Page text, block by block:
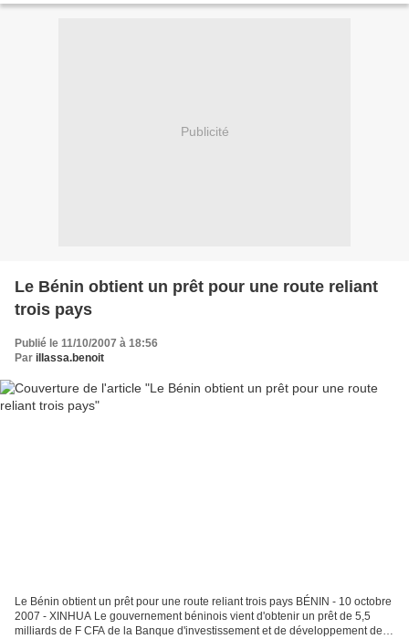
Publicité
Le Bénin obtient un prêt pour une route reliant
trois pays
Publié le 11/10/2007 à 18:56
Par illassa.benoit
Le Bénin obtient un prêt pour une route reliant trois pays BÉNIN - 10 octobre
2007 - XINHUA Le gouvernement béninois vient d'obtenir un prêt de 5,5
milliards de F CFA de la Banque d'investissement et de développement de la